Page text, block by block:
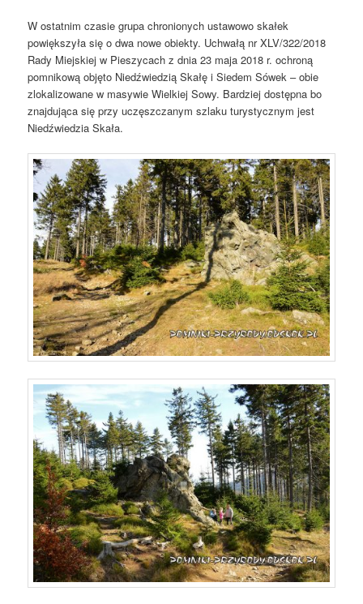
W ostatnim czasie grupa chronionych ustawowo skałek
powiększyła się o dwa nowe obiekty. Uchwałą nr XLV/322/2018
Rady Miejskiej w Pieszycach z dnia 23 maja 2018 r. ochroną
pomnikową objęto Niedźwiedzią Skałę i Siedem Sówek – obie
zlokalizowane w masywie Wielkiej Sowy. Bardziej dostępna bo
znajdująca się przy uczęszczanym szlaku turystycznym jest
Niedźwiedzia Skała.